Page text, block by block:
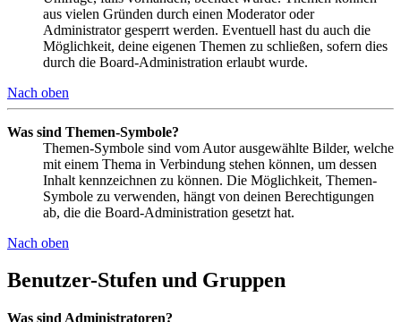
aus vielen Gründen durch einen Moderator oder
Administrator gesperrt werden. Eventuell hast du auch die
Möglichkeit, deine eigenen Themen zu schließen, sofern dies
durch die Board-Administration erlaubt wurde.
Nach oben
Was sind Themen-Symbole?
Themen-Symbole sind vom Autor ausgewählte Bilder, welche
mit einem Thema in Verbindung stehen können, um dessen
Inhalt kennzeichnen zu können. Die Möglichkeit, Themen-
Symbole zu verwenden, hängt von deinen Berechtigungen
ab, die die Board-Administration gesetzt hat.
Nach oben
Benutzer-Stufen und Gruppen
Was sind Administratoren?